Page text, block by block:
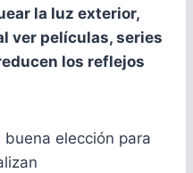
la luz exterior,
ver películas, series
los reflejos
elección para